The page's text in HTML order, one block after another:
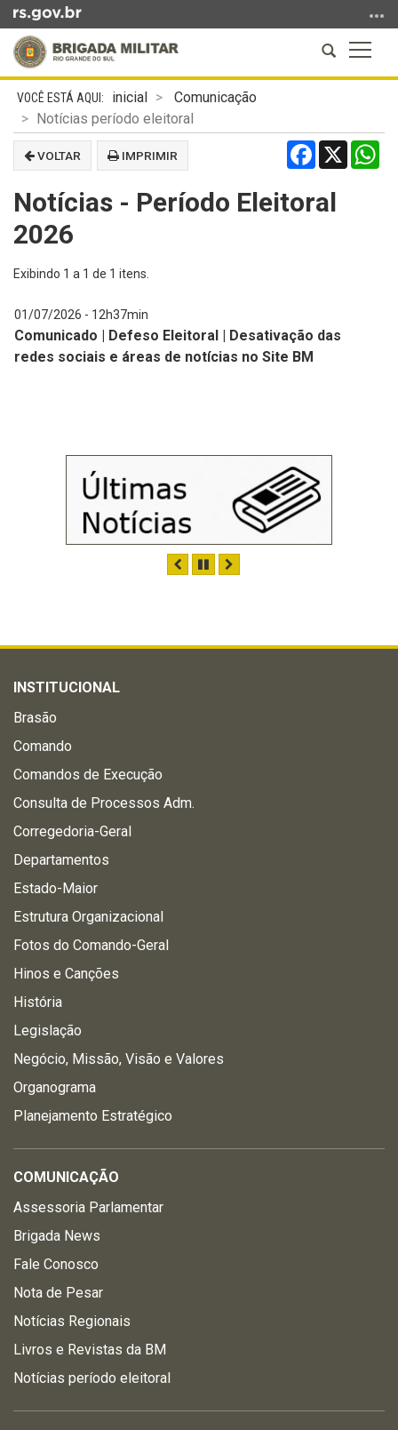
para
conteúdo
para
menu
para
busca
a
Abrir
a
Início
conteúdo
inicial
Comunicação
Notícias período eleitoral
VOLTAR IMPRIMIR Facebook
X
Notícias - Período Eleitoral
2026
Exibindo 1 a 1 de 1 itens.
01/07/2026 - 12h37min
Comunicado | Defeso Eleitoral | Desativação das
redes sociais e áreas de notícias no Site BM
ANTERIOR
PAUSAR
INSTITUCIONAL
Brasão
Comando
Comandos de Execução
Consulta de Processos Adm.
Corregedoria-Geral
Departamentos
Estado-Maior
Estrutura Organizacional
Fotos do Comando-Geral
Hinos e Canções
História
Legislação
Negócio, Missão, Visão e Valores
Organograma
Planejamento Estratégico
COMUNICAÇÃO
Assessoria Parlamentar
Brigada News
Fale Conosco
Nota de Pesar
Notícias Regionais
Livros e Revistas da BM
Notícias período eleitoral